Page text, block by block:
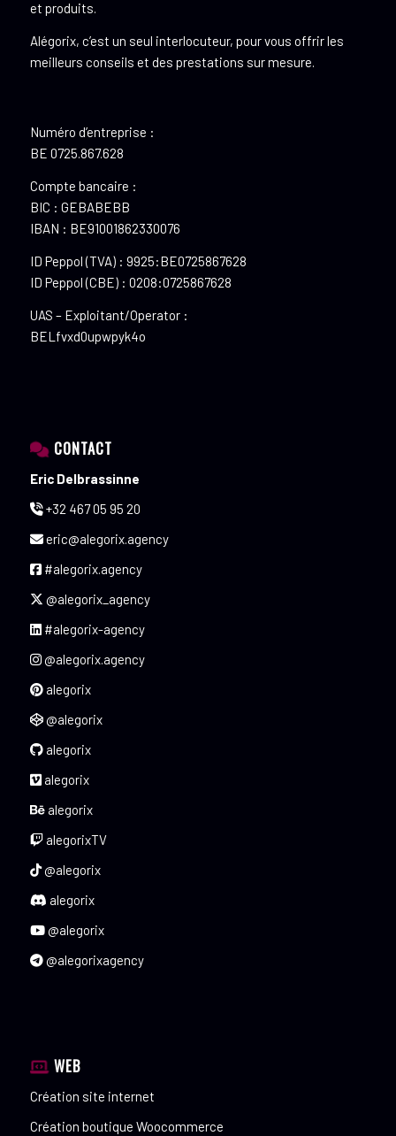
et produits.
Alégorix, c’est un seul interlocuteur, pour vous offrir les
meilleurs conseils et des prestations sur mesure.
Numéro d’entreprise :
BE 0725.867.628
Compte bancaire :
BIC : GEBABEBB
IBAN : BE91001862330076
ID Peppol (TVA) : 9925:BE0725867628
ID Peppol (CBE) : 0208:0725867628
UAS – Exploitant/Operator :
BELfvxd0upwpyk4o
CONTACT
Eric Delbrassinne
+32 467 05 95 20
eric@alegorix.agency
#alegorix.agency
@alegorix_agency
#alegorix-agency
@alegorix.agency
alegorix
@alegorix
alegorix
alegorix
alegorix
alegorixTV
@alegorix
alegorix
@alegorix
@alegorixagency
WEB
Création site internet
Création boutique Woocommerce